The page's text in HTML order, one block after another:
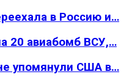
в Россию и…
20 авиабомб ВСУ,…
упомянули США в…